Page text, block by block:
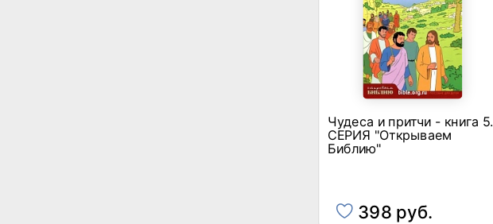
Чудеса и притчи - книга 5.
СЕРИЯ "Открываем
Библию"
398 руб.